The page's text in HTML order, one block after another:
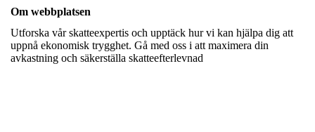
Om webbplatsen
Utforska vår skatteexpertis och upptäck hur vi kan hjälpa dig att
uppnå ekonomisk trygghet. Gå med oss i att maximera din
avkastning och säkerställa skatteefterlevnad